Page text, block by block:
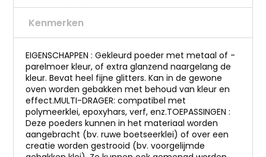
Kenmerken
EIGENSCHAPPEN : Gekleurd poeder met metaal of -
parelmoer kleur, of extra glanzend naargelang de
kleur. Bevat heel fijne glitters. Kan in de gewone
oven worden gebakken met behoud van kleur en
effect.MULTI-DRAGER: compatibel met
polymeerklei, epoxyhars, verf, enz.TOEPASSINGEN :
Deze poeders kunnen in het materiaal worden
aangebracht (bv. ruwe boetseerklei) of over een
creatie worden gestrooid (bv. voorgelijmde